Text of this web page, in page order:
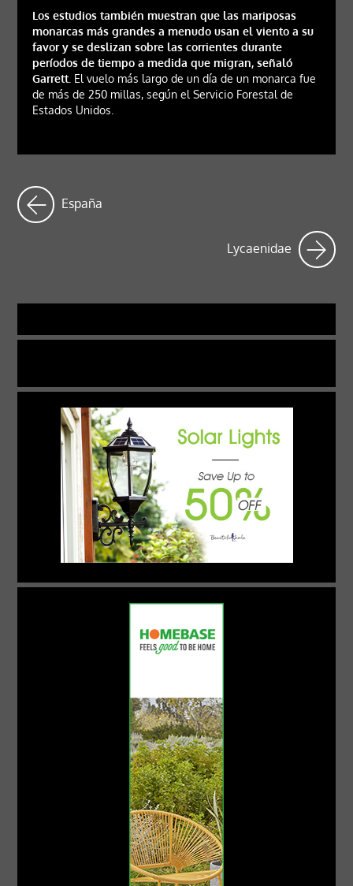
Los estudios también muestran que las mariposas
monarcas más grandes a menudo usan el viento a su
favor y se deslizan sobre las corrientes durante
períodos de tiempo a medida que migran, señaló
Garrett. El vuelo más largo de un día de un monarca fue
de más de 250 millas, según el Servicio Forestal de
Estados Unidos.
España
Lycaenidae